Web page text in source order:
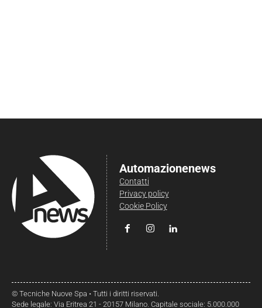
Automazionenews
Contatti
Privacy policy
Cookie Policy
© Tecniche Nuove Spa • Tutti i diritti riservati.
Sede legale: Via Eritrea 21 - 20157 Milano. Capitale sociale: 5.000.000